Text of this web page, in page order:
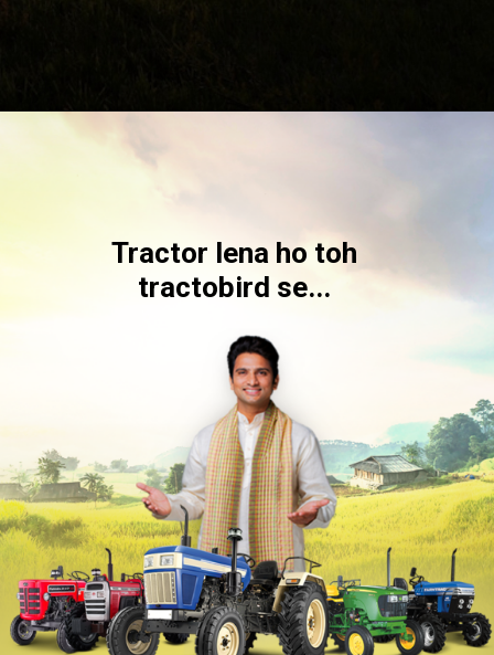
Tractor lena ho toh
tractobird se...